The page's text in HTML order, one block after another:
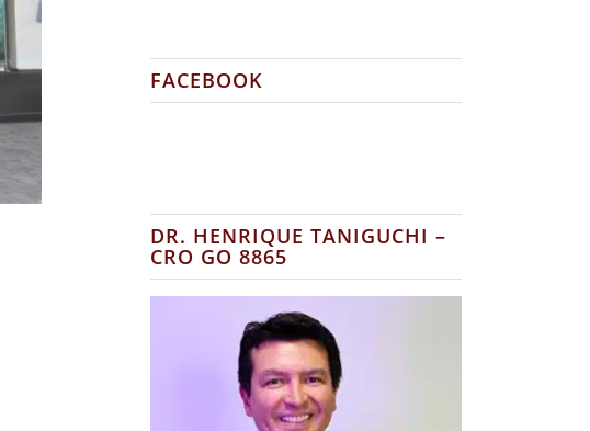
FACEBOOK
DR. HENRIQUE TANIGUCHI –
CRO GO 8865